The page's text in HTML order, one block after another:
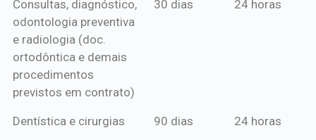
mensal*
de crédito
Consultas, diagnóstico,
odontologia preventiva
e radiologia (doc.
ortodôntica e demais
procedimentos
previstos em contrato)
30 dias 24 horas
Dentística e cirurgias 90 dias 24 horas